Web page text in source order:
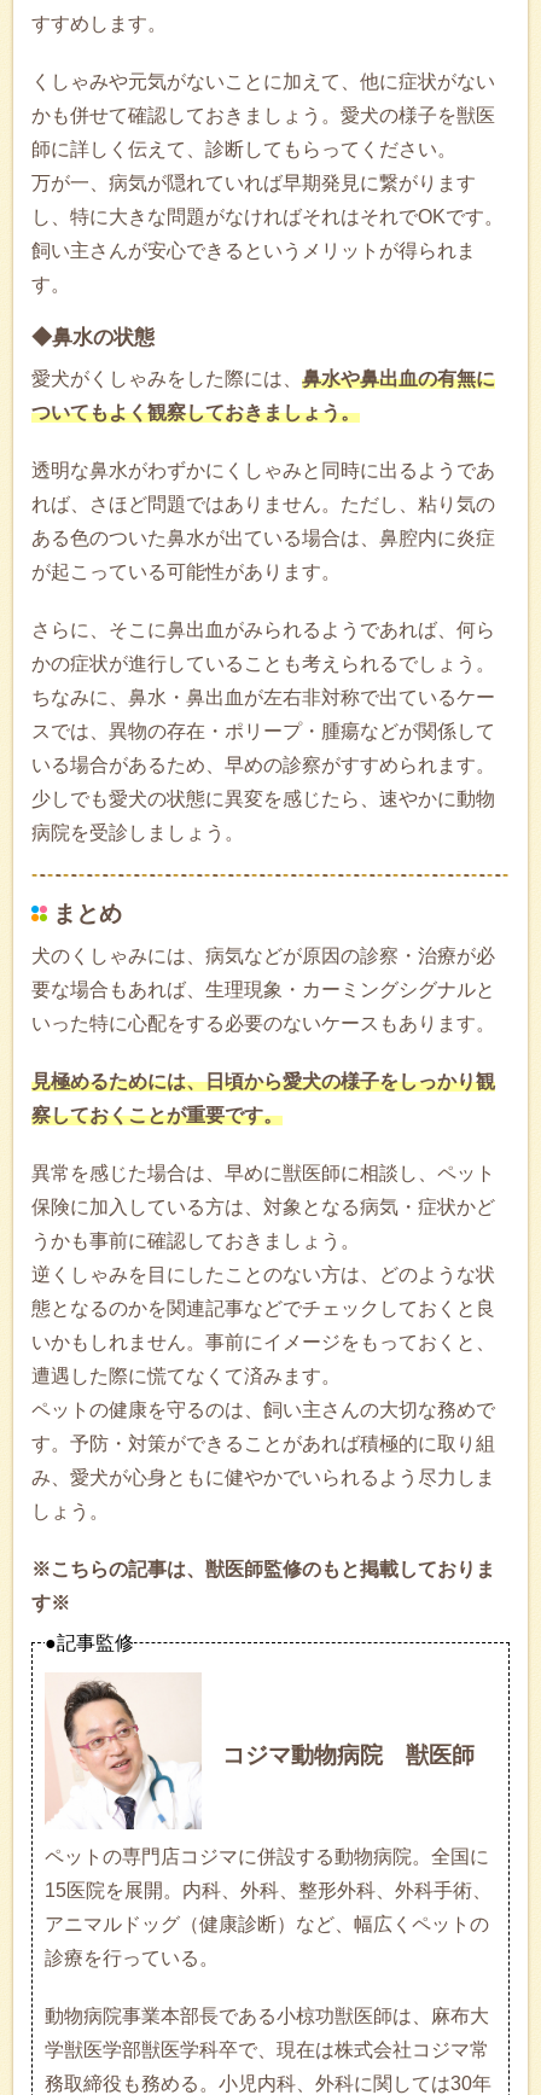
すすめします。
くしゃみや元気がないことに加えて、他に症状がない
かも併せて確認しておきましょう。愛犬の様子を獣医
師に詳しく伝えて、診断してもらってください。
万が一、病気が隠れていれば早期発見に繋がります
し、特に大きな問題がなければそれはそれでOKです。
飼い主さんが安心できるというメリットが得られま
す。
◆鼻水の状態
愛犬がくしゃみをした際には、 鼻水や鼻出血の有無に
ついてもよく観察しておきましょう。
透明な鼻水がわずかにくしゃみと同時に出るようであ
れば、さほど問題ではありません。ただし、粘り気の
ある色のついた鼻水が出ている場合は、鼻腔内に炎症
が起こっている可能性があります。
さらに、そこに鼻出血がみられるようであれば、何ら
かの症状が進行していることも考えられるでしょう。
ちなみに、鼻水・鼻出血が左右非対称で出ているケー
スでは、異物の存在・ポリープ・腫瘍などが関係して
いる場合があるため、早めの診察がすすめられます。
少しでも愛犬の状態に異変を感じたら、速やかに動物
病院を受診しましょう。
まとめ
犬のくしゃみには、病気などが原因の診察・治療が必
要な場合もあれば、生理現象・カーミングシグナルと
いった特に心配をする必要のないケースもあります。
見極めるためには、日頃から愛犬の様子をしっかり観
察しておくことが重要です。
異常を感じた場合は、早めに獣医師に相談し、ペット
保険に加入している方は、対象となる病気・症状かど
うかも事前に確認しておきましょう。
逆くしゃみを目にしたことのない方は、どのような状
態となるのかを関連記事などでチェックしておくと良
いかもしれません。事前にイメージをもっておくと、
遭遇した際に慌てなくて済みます。
ペットの健康を守るのは、飼い主さんの大切な務めで
す。予防・対策ができることがあれば積極的に取り組
み、愛犬が心身ともに健やかでいられるよう尽力しま
しょう。
※こちらの記事は、獣医師監修のもと掲載しておりま
す※
●記事監修
コジマ動物病院 獣医師
ペットの専門店コジマに併設する動物病院。全国に
15医院を展開。内科、外科、整形外科、外科手術、
アニマルドッグ（健康診断）など、幅広くペットの
診療を行っている。
動物病院事業本部長である小椋功獣医師は、麻布大
学獣医学部獣医学科卒で、現在は株式会社コジマ常
務取締役も務める。小児内科、外科に関しては30年